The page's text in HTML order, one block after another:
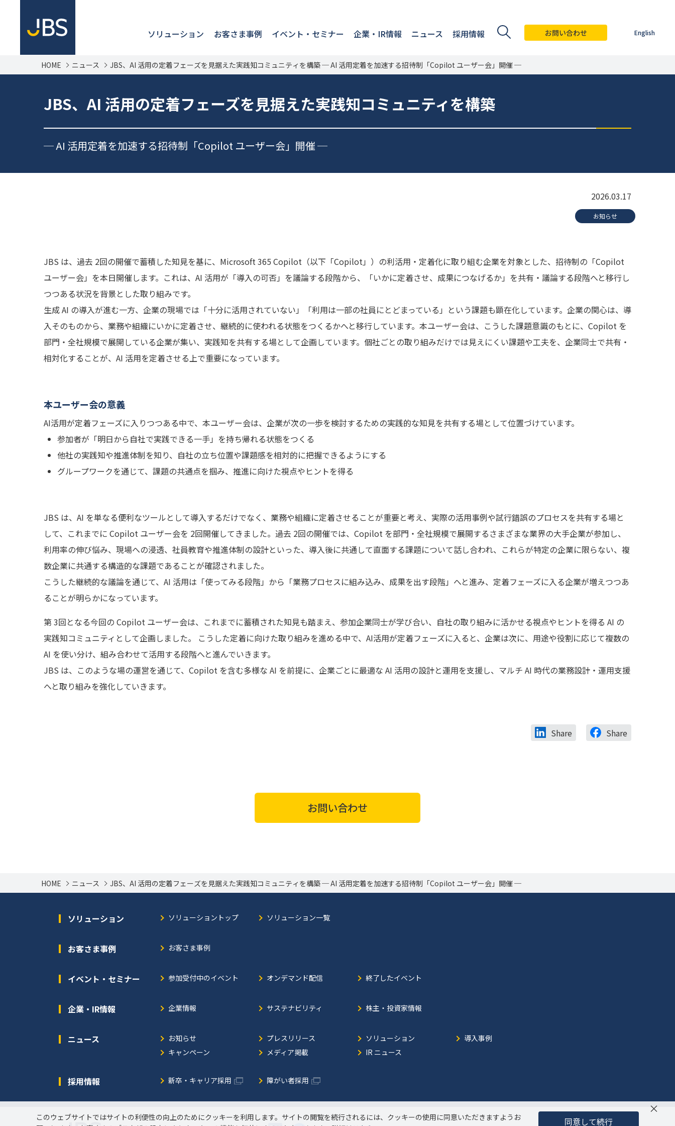
ソリューション お客さま事例 イベント・セミナー 企業・IR情報 ニュース 採用情報 お問い合わせ English
HOME ニュース JBS、AI 活用の定着フェーズを見据えた実践知コミュニティを構築 ─ AI 活用定着を加速する招待制「Copilot ユーザー会」開催 ─
JBS、AI 活用の定着フェーズを見据えた実践知コミュニティを構築
─ AI 活用定着を加速する招待制「Copilot ユーザー会」開催 ─
2026.03.17
お知らせ
JBS は、過去 2回の開催で蓄積した知見を基に、Microsoft 365 Copilot（以下「Copilot」）の利活用・定着化に取り組む企業を対象とした、招待制の「Copilot
ユーザー会」を本日開催します。これは、AI 活用が「導入の可否」を議論する段階から、「いかに定着させ、成果につなげるか」を共有・議論する段階へと移行し
つつある状況を背景とした取り組みです。
生成 AI の導入が進む一方、企業の現場では「十分に活用されていない」「利用は一部の社員にとどまっている」という課題も顕在化しています。企業の関心は、導
入そのものから、業務や組織にいかに定着させ、継続的に使われる状態をつくるかへと移行しています。本ユーザー会は、こうした課題意識のもとに、Copilot を
部門・全社規模で展開している企業が集い、実践知を共有する場として企画しています。個社ごとの取り組みだけでは見えにくい課題や工夫を、企業同士で共有・
相対化することが、AI 活用を定着させる上で重要になっています。
本ユーザー会の意義
AI活用が定着フェーズに入りつつある中で、本ユーザー会は、企業が次の一歩を検討するための実践的な知見を共有する場として位置づけています。
参加者が「明日から自社で実践できる一手」を持ち帰れる状態をつくる
他社の実践知や推進体制を知り、自社の立ち位置や課題感を相対的に把握できるようにする
グループワークを通じて、課題の共通点を掴み、推進に向けた視点やヒントを得る
JBS は、AI を単なる便利なツールとして導入するだけでなく、業務や組織に定着させることが重要と考え、実際の活用事例や試行錯誤のプロセスを共有する場と
して、これまでに Copilot ユーザー会を 2回開催してきました。過去 2回の開催では、Copilot を部門・全社規模で展開するさまざまな業界の大手企業が参加し、
利用率の伸び悩み、現場への浸透、社員教育や推進体制の設計といった、導入後に共通して直面する課題について話し合われ、これらが特定の企業に限らない、複
数企業に共通する構造的な課題であることが確認されました。
こうした継続的な議論を通じて、AI 活用は「使ってみる段階」から「業務プロセスに組み込み、成果を出す段階」へと進み、定着フェーズに入る企業が増えつつあ
ることが明らかになっています。
第 3回となる今回の Copilot ユーザー会は、これまでに蓄積された知見も踏まえ、参加企業同士が学び合い、自社の取り組みに活かせる視点やヒントを得る AI の
実践知コミュニティとして企画しました。 こうした定着に向けた取り組みを進める中で、AI活用が定着フェーズに入ると、企業は次に、用途や役割に応じて複数の
AI を使い分け、組み合わせて活用する段階へと進んでいきます。
JBS は、このような場の運営を通じて、Copilot を含む多様な AI を前提に、企業ごとに最適な AI 活用の設計と運用を支援し、マルチ AI 時代の業務設計・運用支援
へと取り組みを強化していきます。
Share Share
お問い合わせ
HOME ニュース JBS、AI 活用の定着フェーズを見据えた実践知コミュニティを構築 ─ AI 活用定着を加速する招待制「Copilot ユーザー会」開催 ─
ソリューション ソリューショントップ ソリューション一覧
お客さま事例 お客さま事例
イベント・セミナー 参加受付中のイベント オンデマンド配信 終了したイベント
企業・IR情報 企業情報 サステナビリティ 株主・投資家情報
ニュース お知らせ プレスリリース ソリューション
導入事例
キャンペーン
メディア掲載 IR ニュース
採用情報 新卒・キャリア採用 障がい者採用
このウェブサイトではサイトの利便性の向上のためにクッキーを利用します。サイトの閲覧を続行されるには、クッキーの使用に同意いただきますようお
同意して続行
×